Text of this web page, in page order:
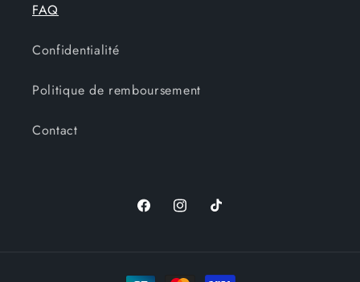
FAQ
Confidentialité
Politique de remboursement
Contact
FacebookInstagramTikTok
Moyens